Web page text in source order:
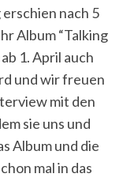
erschien nach 5
Album “Talking
1. April auch
und wir freuen
mit den
sie uns und
Album und die
mal in das